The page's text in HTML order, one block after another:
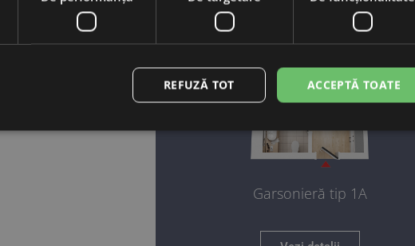
Garsonieră tip 1A
ACCEPTĂ TOATE
REFUZĂ TOT